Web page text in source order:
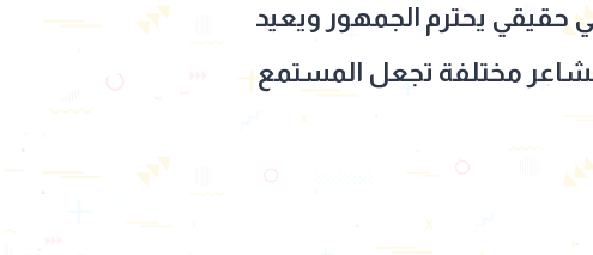
حقيقي يحترم الجمهور ويعيد
مختلفة تجعل المستمع